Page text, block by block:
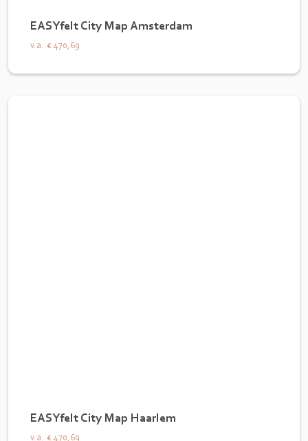
EASYfelt City Map Amsterdam
v.a. € 470,69
EASYfelt City Map Haarlem
v.a. € 470,69